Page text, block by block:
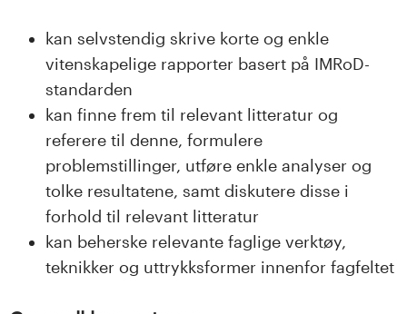
kan selvstendig skrive korte og enkle
vitenskapelige rapporter basert på IMRoD-
standarden
kan finne frem til relevant litteratur og
referere til denne, formulere
problemstillinger, utføre enkle analyser og
tolke resultatene, samt diskutere disse i
forhold til relevant litteratur
kan beherske relevante faglige verktøy,
teknikker og uttrykksformer innenfor fagfeltet